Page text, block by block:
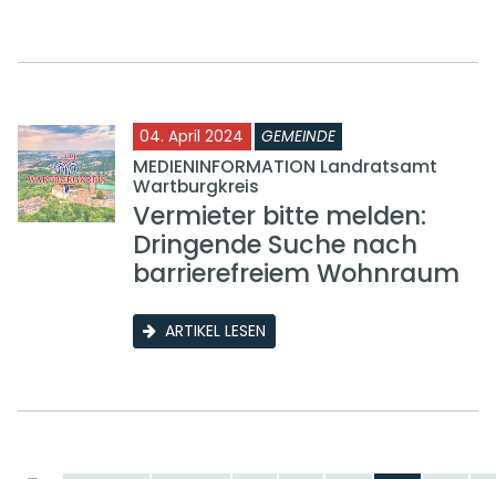
04. April 2024 GEMEINDE
MEDIENINFORMATION Landratsamt
Wartburgkreis
Vermieter bitte melden:
Dringende Suche nach
barrierefreiem Wohnraum
ARTIKEL LESEN